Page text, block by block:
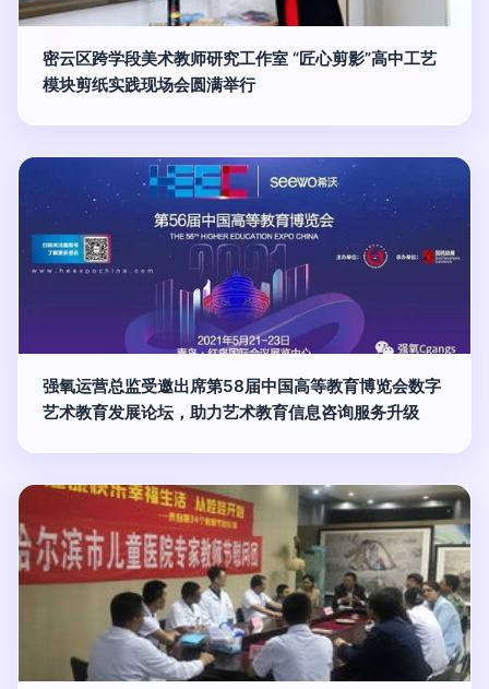
密云区跨学段美术教师研究工作室 “匠心剪影”高中工艺
模块剪纸实践现场会圆满举行
强氧运营总监受邀出席第58届中国高等教育博览会数字
艺术教育发展论坛，助力艺术教育信息咨询服务升级